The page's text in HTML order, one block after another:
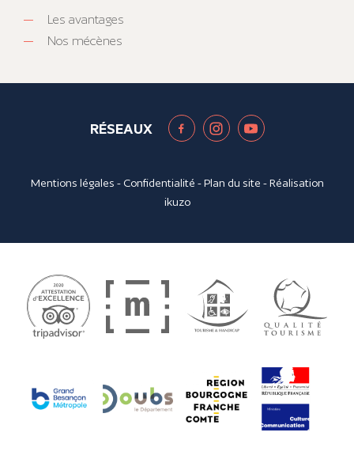
Les avantages
Nos mécènes
RÉSEAUX
Mentions légales - Confidentialité -Plan du site - Réalisation
ikuzo